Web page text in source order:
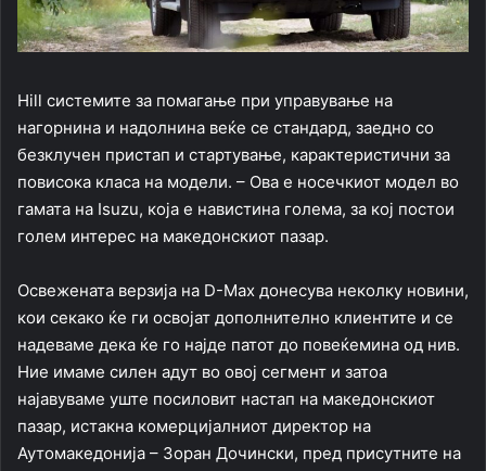
Hill системите за помагање при управување на
нагорнина и надолнина веќе се стандард, заедно со
безклучен пристап и стартување, карактеристични за
повисока класа на модели. – Ова е носечкиот модел во
гамата на Isuzu, која е навистина голема, за кој постои
голем интерес на македонскиот пазар.
Освежената верзија на D-Max донесува неколку новини,
кои секако ќе ги освојат дополнително клиентите и се
надеваме дека ќе го најде патот до повеќемина од нив.
Ние имаме силен адут во овој сегмент и затоа
најавуваме уште посиловит настап на македонскиот
пазар, истакна комерцијалниот директор на
Аутомакедонија – Зоран Дочински, пред присутните на